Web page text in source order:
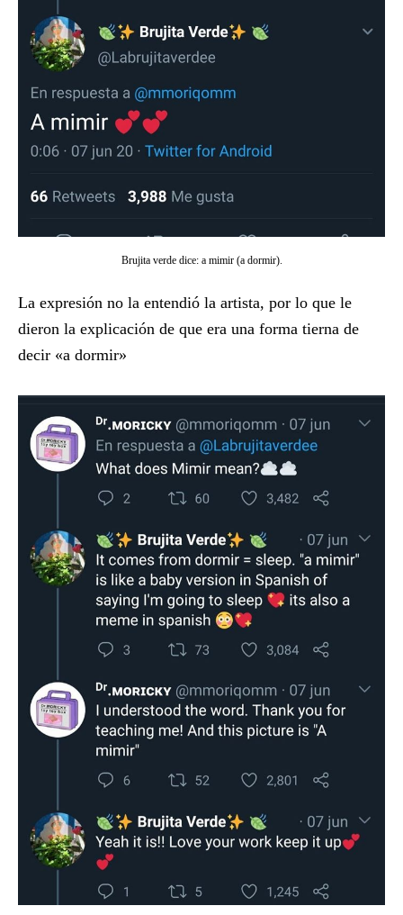
Brujita verde dice: a mimir (a dormir).
La expresión no la entendió la artista, por lo que le
dieron la explicación de que era una forma tierna de
decir «a dormir»